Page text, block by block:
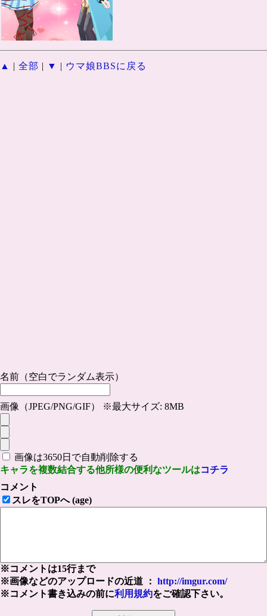
▲ | 全部 | ▼ | ウマ娘BBSに戻る
名前（空白でランダム表示）
画像（JPEG/PNG/GIF） ※最大サイズ: 8MB
画像は3650日で自動削除する
キャラを複数結合する他所様の便利なツールはコチラ
コメント
スレをTOPへ (age)
※コメントは15行まで
※画像などのアップロードの近道 ： http://imgur.com/
※コメント書き込みの前に利用規約をご確認下さい。